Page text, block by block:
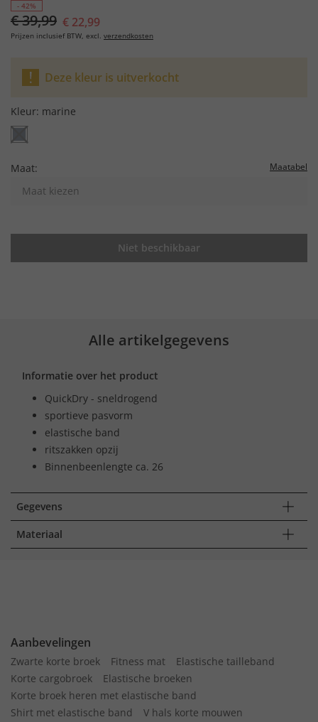
- 42%
€ 39,99 € 22,99
Prijzen inclusief BTW, excl. verzendkosten
Deze kleur is uitverkocht
Kleur: marine
Maat: Maatabel
Maat kiezen
Niet beschikbaar
Alle artikelgegevens
Informatie over het product
QuickDry - sneldrogend
sportieve pasvorm
elastische band
ritszakken opzij
Binnenbeenlengte ca. 26
Gegevens
Materiaal
Aanbevelingen
Zwarte korte broek Fitness mat
Elastische tailleband
Korte cargobroek
Elastische broeken
Korte broek heren met elastische band
Shirt met elastische band
V hals korte mouwen